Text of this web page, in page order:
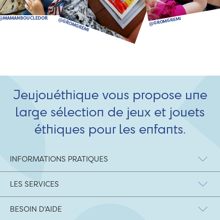
Jeujouéthique vous propose une
large sélection de jeux et jouets
éthiques pour les enfants.
INFORMATIONS PRATIQUES
LES SERVICES
BESOIN D'AIDE